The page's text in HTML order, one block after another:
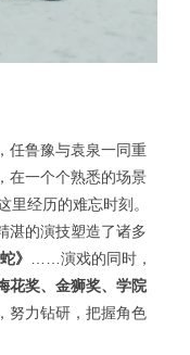
任鲁豫与袁泉一同重
在一个个熟悉的场景
里经历的难忘时刻。
的演技塑造了诸多
》
……演戏的同时，
花奖、金狮奖、学院
努力钻研，把握角色